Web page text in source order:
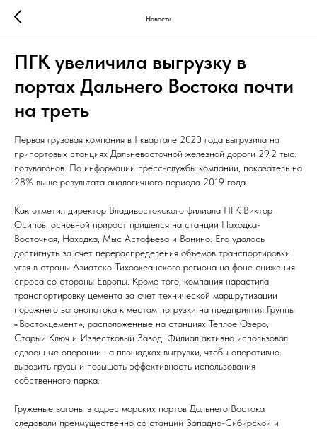
Новости
ПГК увеличила выгрузку в
портах Дальнего Востока почти
на треть
Первая грузовая компания в I квартале 2020 года выгрузила на
припортовых станциях Дальневосточной железной дороги 29,2 тыс.
полувагонов. По информации пресс-службы компании, показатель на
28% выше результата аналогичного периода 2019 года.
Как отметил директор Владивостокского филиала ПГК Виктор
Осипов, основной прирост пришелся на станции Находка-
Восточная, Находка, Мыс Астафьева и Ванино. Его удалось
достигнуть за счет перераспределения объемов транспортировки
угля в страны Азиатско-Тихоокеанского региона на фоне снижения
спроса со стороны Европы. Кроме того, компания нарастила
транспортировку цемента за счет технической маршрутизации
порожнего вагонопотока к местам погрузки на предприятия Группы
«Востокцемент», расположенные на станциях Теплое Озеро,
Старый Ключ и Известковый Завод. Филиал активно использовал
сдвоенные операции на площадках выгрузки, чтобы оперативно
вывозить грузы и повышать эффективность использования
собственного парка.
Груженые вагоны в адрес морских портов Дальнего Востока
следовали преимущественно со станций Западно-Сибирской и